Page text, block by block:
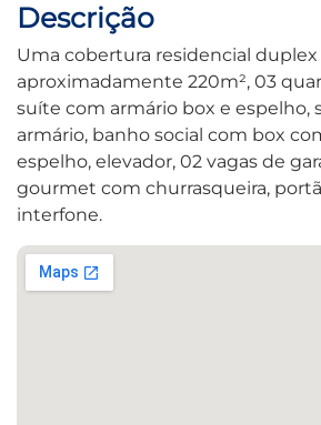
Descrição
Uma cobertura residencial
aproximadamente 220m², 03
suíte com armário box e espelho,
armário, banho social com box
espelho, elevador, 02 vagas de
gourmet com churrasqueira,
interfone.